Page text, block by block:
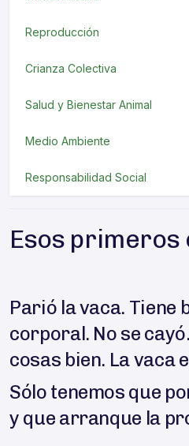
Reproducción
Crianza Colectiva
Salud y Bienestar Animal
Medio Ambiente
Responsabilidad Social
Esos
Parió la vaca. Tiene
corporal. No se
cosas bien. La vaca
Sólo tenemos que
y que arranque la